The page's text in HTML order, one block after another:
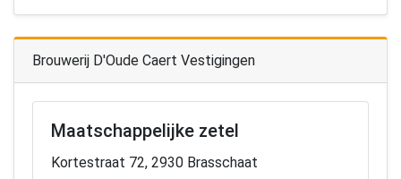
Brouwerij D'Oude Caert Vestigingen
Maatschappelijke zetel
Kortestraat 72, 2930 Brasschaat